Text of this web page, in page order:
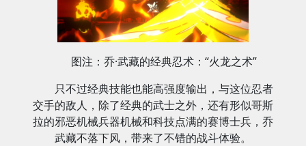
图注：乔·武藏的经典忍术：“火龙之术”
只不过经典技能也能高强度输出，与这位忍者
交手的敌人，除了经典的武士之外，还有形似哥斯
拉的邪恶机械兵器机械和科技点满的赛博士兵，乔
武藏不落下风，带来了不错的战斗体验。